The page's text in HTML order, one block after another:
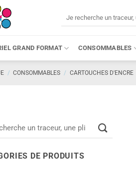
GRAND FORMAT CONSOMMABLES
/ CONSOMMABLES / CARTOUCHES D'ENCRE
DE PRODUITS